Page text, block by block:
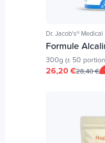
Dr. Jacob's® Medical
Formule
300g (± 50
26,20 €28,40 €